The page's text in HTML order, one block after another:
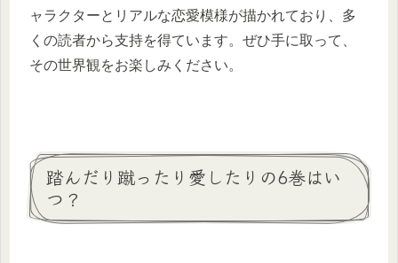
ャラクターとリアルな恋愛模様が描かれており、多
くの読者から支持を得ています。​ぜひ手に取って、
その世界観をお楽しみください。
踏んだり蹴ったり愛したりの6巻はい
つ？